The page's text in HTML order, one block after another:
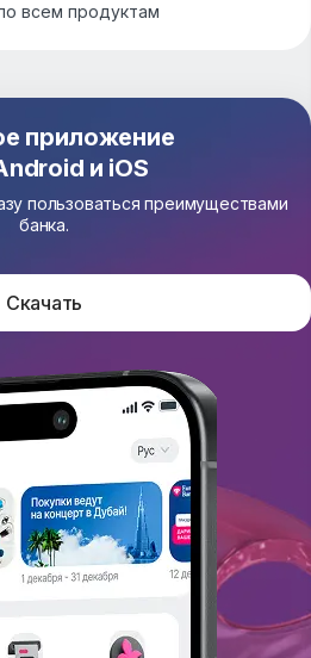
всем продуктам
приложение
и iOS
пользоваться преимуществами
банка.
Скачать